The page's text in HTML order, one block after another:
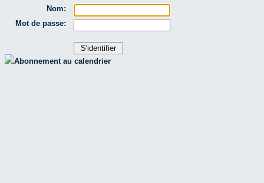
Nom:
Mot de passe:
Abonnement au calendrier